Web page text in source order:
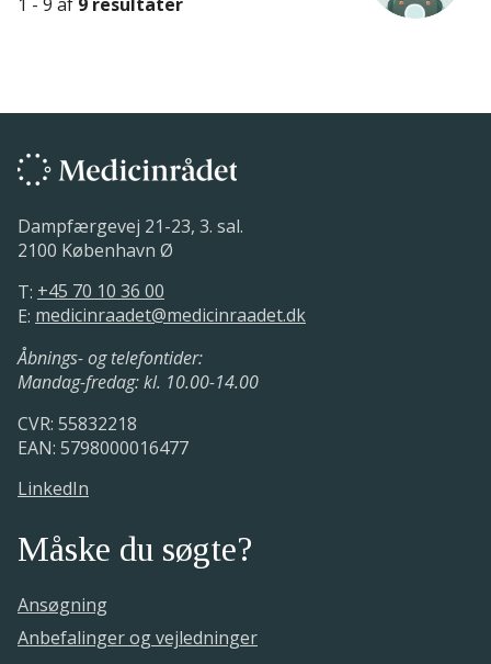
Dampfærgevej 21-23, 3. sal.
2100 København Ø
T: +45 70 10 36 00
E: medicinraadet@medicinraadet.dk
Åbnings- og telefontider:
Mandag-fredag: kl. 10.00-14.00
CVR: 55832218
EAN: 5798000016477
LinkedIn
Måske du søgte?
Ansøgning
Anbefalinger og vejledninger